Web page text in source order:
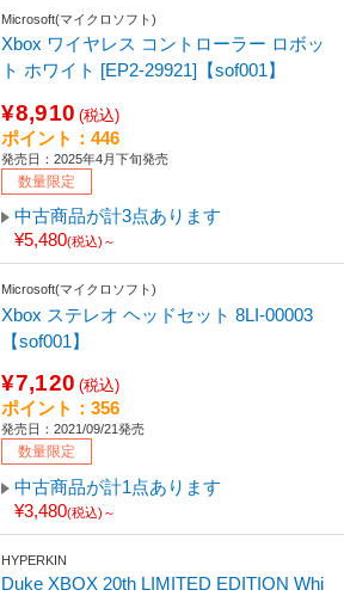
Microsoft(マイクロソフト)
Xbox ワイヤレス コントローラー ロボッ
ト ホワイト [EP2-29921]【sof001】
¥8,910 (税込)
ポイント：446
発売日：2025年4月下旬発売
数量限定
中古商品が計3点あります
¥5,480(税込)～
Microsoft(マイクロソフト)
Xbox ステレオ ヘッドセット 8LI-00003
【sof001】
¥7,120 (税込)
ポイント：356
発売日：2021/09/21発売
数量限定
中古商品が計1点あります
¥3,480(税込)～
HYPERKIN
Duke XBOX 20th LIMITED EDITION Whi